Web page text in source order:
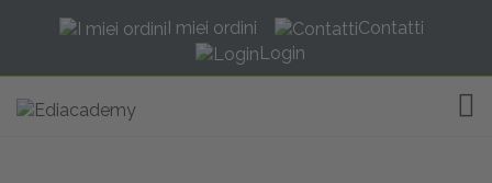
I miei ordini
Contatti
Login